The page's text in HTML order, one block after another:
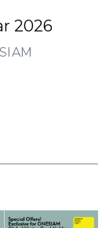
2026